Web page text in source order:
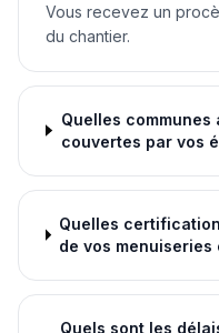
Vous recevez un
du chantier.
Quelles
couvertes par vos
Quelles
de vos menuiseries
Quels sont les